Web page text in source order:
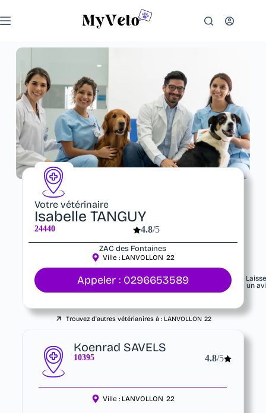
Votre vétérinaire
Isabelle TANGUY
24440 4.8/5
ZAC des Fontaines
Ville : LANVOLLON 22
Appeler : 0296653589
un
Trouvez d'autres vétérianires à : LANVOLLON 22
Koenrad SAVELS
10395 4.8/5
Ville : LANVOLLON 22